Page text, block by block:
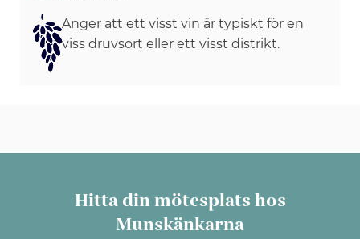
Anger att ett visst vin är typiskt för en
viss druvsort eller ett visst distrikt.
Hitta din mötesplats hos
Munskänkarna